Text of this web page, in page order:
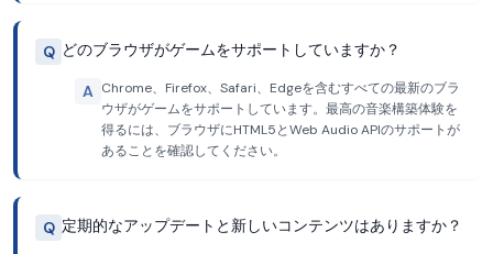
Q どのブラウザがゲームをサポートしていますか？
A Chrome、Firefox、Safari、Edgeを含むすべての最新のブラ
ウザがゲームをサポートしています。最高の音楽構築体験を
得るには、ブラウザにHTML5とWeb Audio APIのサポートが
あることを確認してください。
Q 定期的なアップデートと新しいコンテンツはありますか？